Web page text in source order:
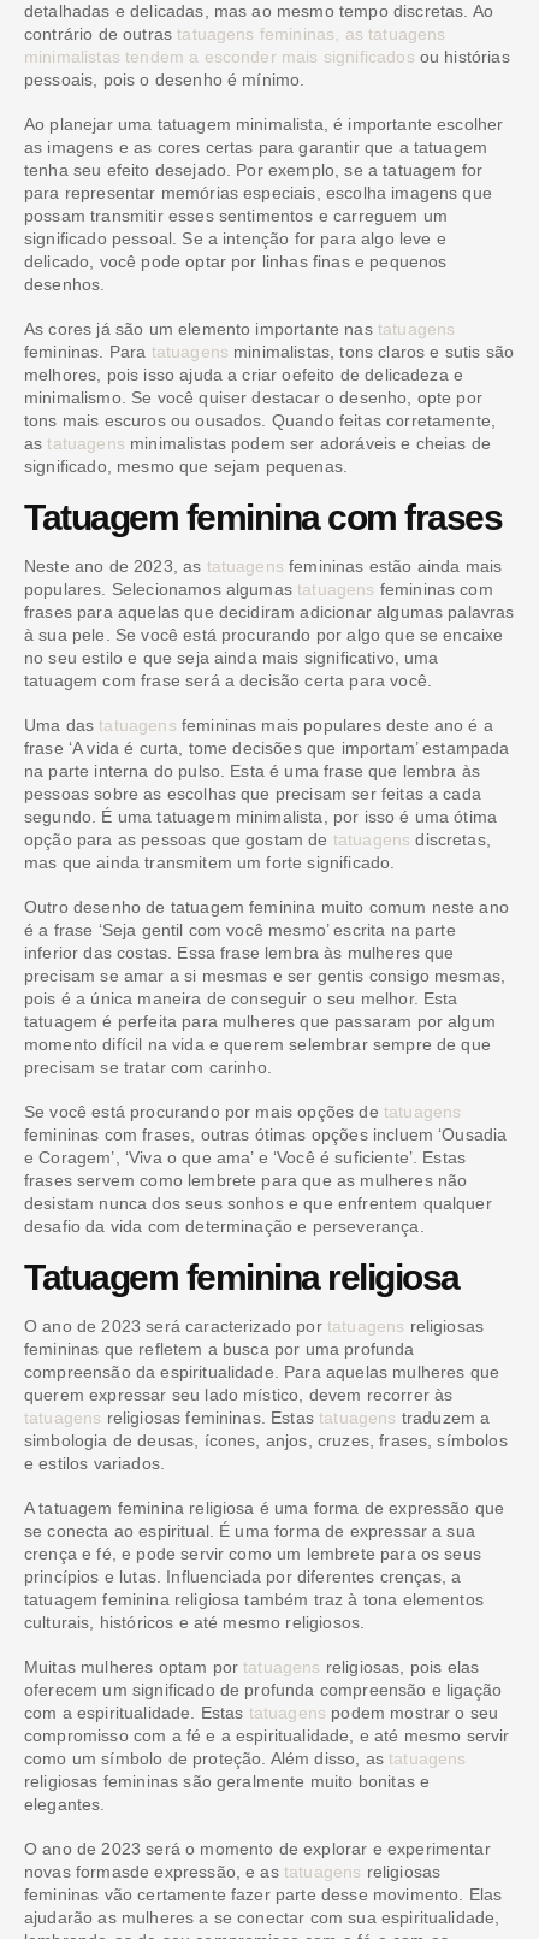
detalhadas e delicadas, mas ao mesmo tempo discretas. Ao
contrário de outrastatuagens femininas, as tatuagens
minimalistas tendem a esconder mais significados ou histórias
pessoais, pois o desenho é mínimo.
Ao planejar uma tatuagem minimalista, é importante escolher
as imagens e as cores certas para garantir que a tatuagem
tenha seu efeito desejado. Por exemplo, se a tatuagem for
para representar memórias especiais, escolha imagens que
possam transmitir esses sentimentos e carreguem um
significado pessoal. Se a intenção for para algo leve e
delicado, você pode optar por linhas finas e pequenos
desenhos.
As cores já são um elemento importante nas tatuagens
femininas. Para tatuagens minimalistas, tons claros e sutis são
melhores, pois isso ajuda a criar oefeito de delicadeza e
minimalismo. Se você quiser destacar o desenho, opte por
tons mais escuros ou ousados. Quando feitas corretamente,
astatuagens minimalistas podem ser adoráveis e cheias de
significado, mesmo que sejam pequenas.
Tatuagem feminina com frases
Neste ano de 2023, as tatuagens femininas estão ainda mais
populares. Selecionamos algumastatuagens femininas com
frases para aquelas que decidiram adicionar algumas palavras
à sua pele. Se você está procurando por algo que se encaixe
no seu estilo e que seja ainda mais significativo, uma
tatuagem com frase será a decisão certa para você.
Uma dastatuagens femininas mais populares deste ano é a
frase ‘A vida é curta, tome decisões que importam’ estampada
na parte interna do pulso. Esta é uma frase que lembra às
pessoas sobre as escolhas que precisam ser feitas a cada
segundo. É uma tatuagem minimalista, por isso é uma ótima
opção para as pessoas que gostam de tatuagens discretas,
mas que ainda transmitem um forte significado.
Outro desenho de tatuagem feminina muito comum neste ano
é a frase ‘Seja gentil com você mesmo’ escrita na parte
inferior das costas. Essa frase lembra às mulheres que
precisam se amar a si mesmas e ser gentis consigo mesmas,
pois é a única maneira de conseguir o seu melhor. Esta
tatuagem é perfeita para mulheres que passaram por algum
momento difícil na vida e querem selembrar sempre de que
precisam se tratar com carinho.
Se você está procurando por mais opções de tatuagens
femininas com frases, outras ótimas opções incluem ‘Ousadia
e Coragem’, ‘Viva o que ama’ e ‘Você é suficiente’. Estas
frases servem como lembrete para que as mulheres não
desistam nunca dos seus sonhos e que enfrentem qualquer
desafio da vida com determinação e perseverança.
Tatuagem feminina religiosa
O ano de 2023 será caracterizado por tatuagens religiosas
femininas que refletem a busca por uma profunda
compreensão da espiritualidade. Para aquelas mulheres que
querem expressar seu lado místico, devem recorrer às
tatuagens religiosas femininas. Estastatuagens traduzem a
simbologia de deusas, ícones, anjos, cruzes, frases, símbolos
e estilos variados.
A tatuagem feminina religiosa é uma forma de expressão que
se conecta ao espiritual. É uma forma de expressar a sua
crença e fé, e pode servir como um lembrete para os seus
princípios e lutas. Influenciada por diferentes crenças, a
tatuagem feminina religiosa também traz à tona elementos
culturais, históricos e até mesmo religiosos.
Muitas mulheres optam portatuagens religiosas, pois elas
oferecem um significado de profunda compreensão e ligação
com a espiritualidade. Estas tatuagens podem mostrar o seu
compromisso com a fé e a espiritualidade, e até mesmo servir
como um símbolo de proteção. Além disso, astatuagens
religiosas femininas são geralmente muito bonitas e
elegantes.
O ano de 2023 será o momento de explorar e experimentar
novas formasde expressão, e as tatuagens religiosas
femininas vão certamente fazer parte desse movimento. Elas
ajudarão as mulheres a se conectar com sua espiritualidade,